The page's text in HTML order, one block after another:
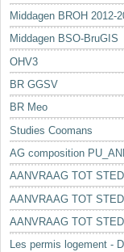
Middagen BROH 2012-
Middagen BSO-BruGIS
OHV3
BR GGSV
BR Meo
Studies Coomans
AG composition
AANVRAAG TOT
AANVRAAG TOT
AANVRAAG TOT
Les permis logement -